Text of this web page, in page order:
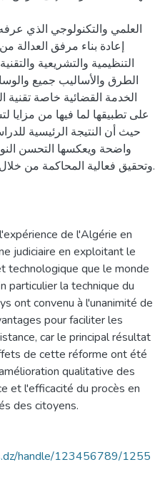
العلمي والتكنولوجي الذي
إعادة بناء مرفق العدالة
التنظيمية والتشريعية
الطرق والأساليب جميع
الخدمة القضائية خاصة
على تطبيقها لما فيها من مزايا
حيث أن النتيجة الرئيسية
واضحة ويعكسها التحسن
وتحقيق فعالية المحاكمة من
de l'Algérie en
judiciaire en exploitant le
technologique que le monde
particulier la technique du
ont convenu à l'unanimité de
pour faciliter les
car le principal résultat
de cette réforme ont été
qualitative des
et l'efficacité du procès en
des citoyens.
handle/123456789/1255